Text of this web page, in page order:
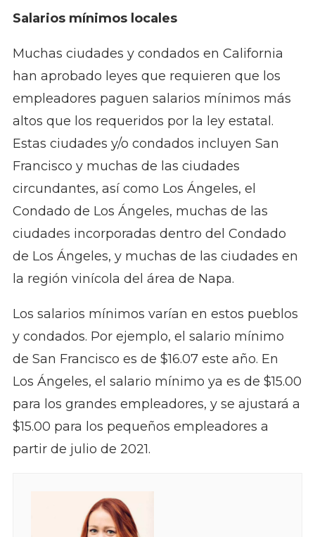
Salarios mínimos locales
Muchas ciudades y condados en California
han aprobado leyes que requieren que los
empleadores paguen salarios mínimos más
altos que los requeridos por la ley estatal.
Estas ciudades y/o condados incluyen San
Francisco y muchas de las ciudades
circundantes, así como Los Ángeles, el
Condado de Los Ángeles, muchas de las
ciudades incorporadas dentro del Condado
de Los Ángeles, y muchas de las ciudades en
la región vinícola del área de Napa.
Los salarios mínimos varían en estos pueblos
y condados. Por ejemplo, el salario mínimo
de San Francisco es de $16.07 este año. En
Los Ángeles, el salario mínimo ya es de $15.00
para los grandes empleadores, y se ajustará a
$15.00 para los pequeños empleadores a
partir de julio de 2021.